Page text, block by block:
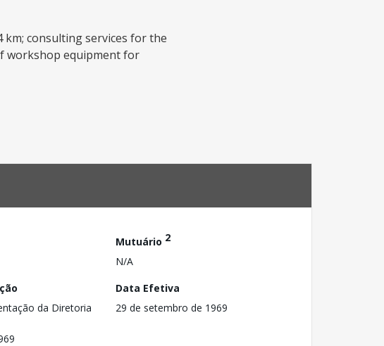
consulting services for the
workshop equipment for
Mutuário 2
N/A
da Diretoria
Data Efetiva
29 de setembro de 1969